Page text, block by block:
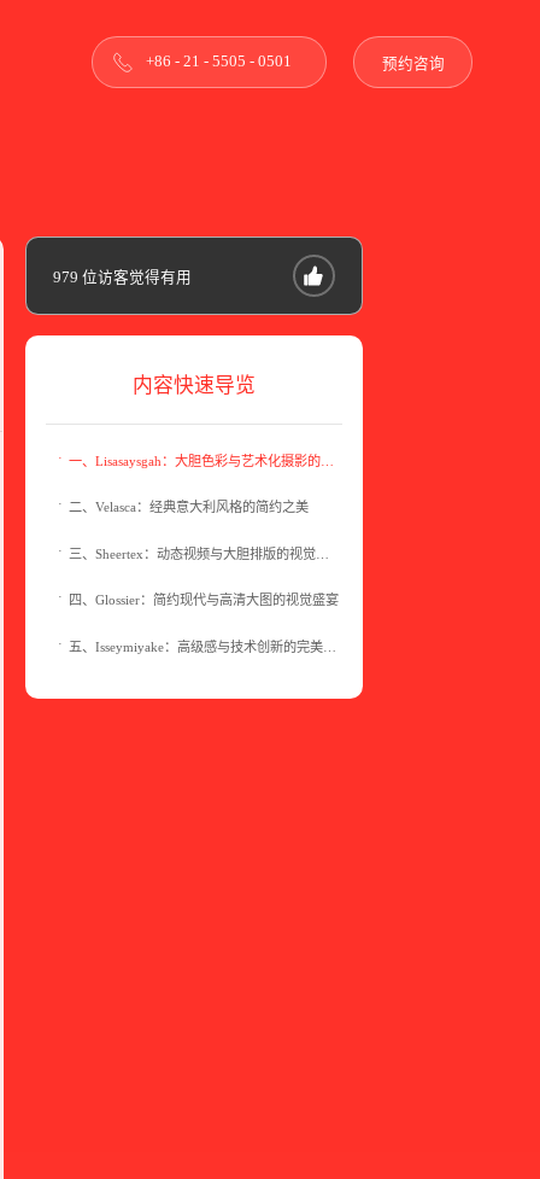
+86 - 21 - 5505 - 0501 预约咨询
979 位访客觉得有用
内容快速导览
一、Lisasaysgah：大胆色彩与艺术化摄影的完美融合
二、Velasca：经典意大利风格的简约之美
三、Sheertex：动态视频与大胆排版的视觉冲击
四、Glossier：简约现代与高清大图的视觉盛宴
五、Isseymiyake：高级感与技术创新的完美结合